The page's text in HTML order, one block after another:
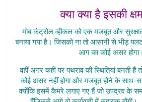
क्या क्या है इसकी
मोब कंट्रोल व्हीकल को एक मजबूत और
बनाया गया है। जिसको ना तो आसानी से भीड़
आग का कोई असर होगा।
वहीं अगर कहीं पर पथराव की स्थितियां बनती हैं
कोई असर नहीं होगा और मजबूत होने के साथ-
क्योंकि इसमें कैमरे लगाए गए हैं जो उपद्रव के